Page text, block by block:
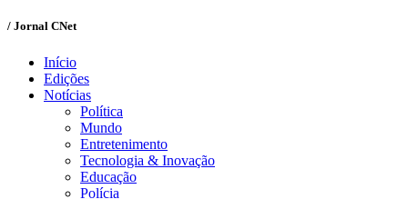
/ Jornal CNet
Início
Edições
Notícias
Política
Mundo
Entretenimento
Tecnologia & Inovação
Educação
Polícia